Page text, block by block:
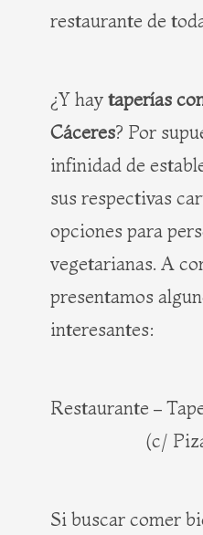
restaurante de
¿Y hay taperías
Cáceres? Por
infinidad de
sus respectivas
opciones para
vegetarianas. A
presentamos
interesantes:
Restaurante –
(c/
Si buscar comer